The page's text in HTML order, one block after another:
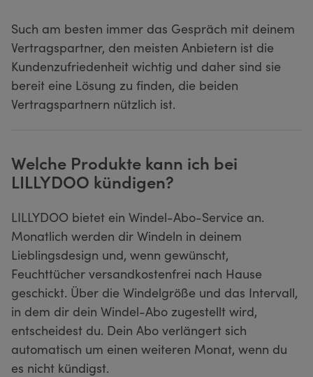
Such am besten immer das Gespräch mit deinem
Vertragspartner, den meisten Anbietern ist die
Kundenzufriedenheit wichtig und daher sind sie
bereit eine Lösung zu finden, die beiden
Vertragspartnern nützlich ist.
Welche Produkte kann ich bei
LILLYDOO kündigen?
LILLYDOO bietet ein Windel-Abo-Service an.
Monatlich werden dir Windeln in deinem
Lieblingsdesign und, wenn gewünscht,
Feuchttücher versandkostenfrei nach Hause
geschickt. Über die Windelgröße und das Intervall,
in dem dir dein Windel-Abo zugestellt wird,
entscheidest du. Dein Abo verlängert sich
automatisch um einen weiteren Monat, wenn du
es nicht kündigst.